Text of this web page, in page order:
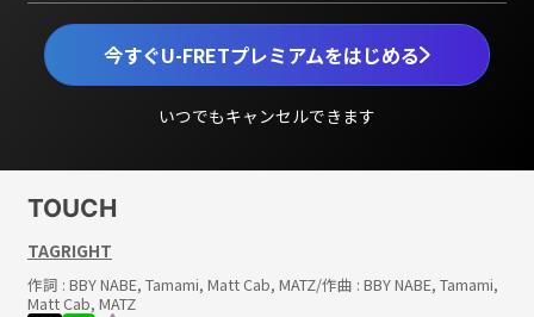
今すぐU-FRETプレミアムをはじめる
いつでもキャンセルできます
TOUCH
TAGRIGHT
作詞 : BBY NABE, Tamami, Matt Cab, MATZ/作曲 : BBY NABE, Tamami,
Matt Cab, MATZ